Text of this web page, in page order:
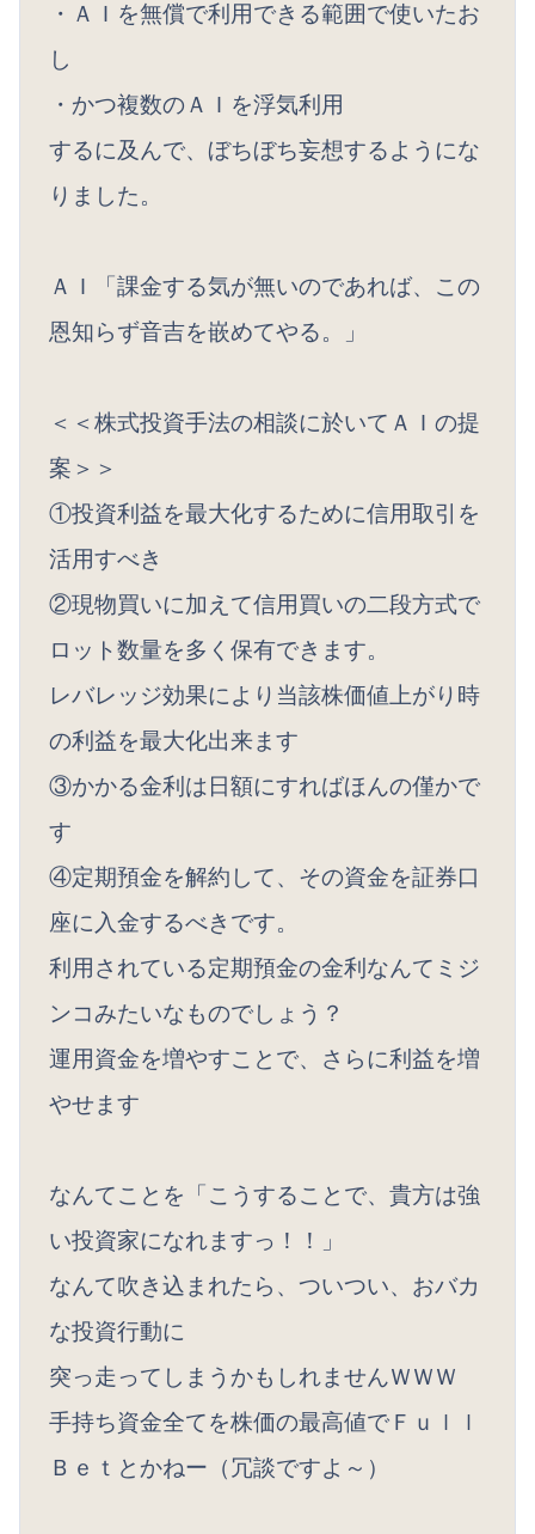
・ＡＩを無償で利用できる範囲で使いたお
し
・かつ複数のＡＩを浮気利用
するに及んで、ぼちぼち妄想するようにな
りました。
ＡＩ「課金する気が無いのであれば、この
恩知らず音吉を嵌めてやる。」
＜＜株式投資手法の相談に於いてＡＩの提
案＞＞
①投資利益を最大化するために信用取引を
活用すべき
②現物買いに加えて信用買いの二段方式で
ロット数量を多く保有できます。
レバレッジ効果により当該株価値上がり時
の利益を最大化出来ます
③かかる金利は日額にすればほんの僅かで
す
④定期預金を解約して、その資金を証券口
座に入金するべきです。
利用されている定期預金の金利なんてミジ
ンコみたいなものでしょう？
運用資金を増やすことで、さらに利益を増
やせます
なんてことを「こうすることで、貴方は強
い投資家になれますっ！！」
なんて吹き込まれたら、ついつい、おバカ
な投資行動に
突っ走ってしまうかもしれませんＷＷＷ
手持ち資金全てを株価の最高値でＦｕｌｌ
Ｂｅｔとかねー（冗談ですよ～）